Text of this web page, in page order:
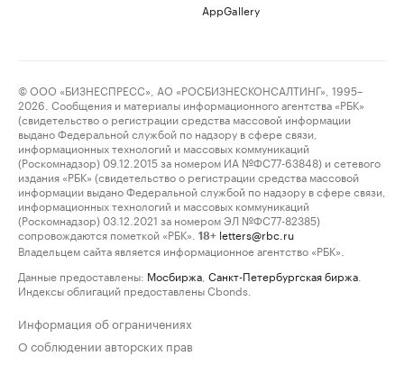
AppGallery
© ООО «БИЗНЕСПРЕСС», АО «РОСБИЗНЕСКОНСАЛТИНГ», 1995–
2026. Сообщения и материалы информационного агентства «РБК»
(свидетельство о регистрации средства массовой информации
выдано Федеральной службой по надзору в сфере связи,
информационных технологий и массовых коммуникаций
(Роскомнадзор) 09.12.2015 за номером ИА №ФС77-63848) и сетевого
издания «РБК» (свидетельство о регистрации средства массовой
информации выдано Федеральной службой по надзору в сфере связи,
информационных технологий и массовых коммуникаций
(Роскомнадзор) 03.12.2021 за номером ЭЛ №ФС77-82385)
сопровождаются пометкой «РБК».
18+ letters@rbc.ru
Владельцем сайта является информационное агентство «РБК».
Данные предоставлены: Мосбиржа Санкт-Петербургская биржа
Индексы облигаций предоставлены Cbonds.
Информация об ограничениях
О соблюдении авторских прав